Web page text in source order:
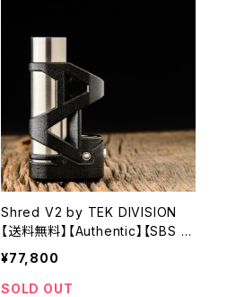
Shred V2 by TEK DIVISION
【送料無料】【Authentic】【SBS Si
de-By-Side サイドバイサイド】
【DNA40 Evolv】【18500 18650
コンバーチブル】【20MM Kayfun
¥77,800
SOLD OUT